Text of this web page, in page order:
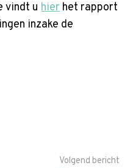
vindt uhierhet rapport
inzake de
Volgend bericht